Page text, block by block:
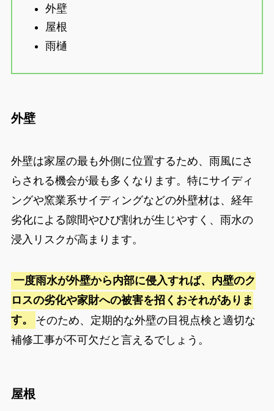
外壁
屋根
雨樋
外壁
外壁は家屋の最も外側に位置するため、雨風にさ
らされる機会が最も多くなります。特にサイディ
ングや窯業系サイディングなどの外壁材は、経年
劣化による隙間やひび割れが生じやすく、雨水の
浸入リスクが高まります。
一度雨水が外壁から内部に侵入すれば、内壁のク
ロスの劣化や家財への被害を招くおそれがありま
す。
そのため、定期的な外壁の目視点検と適切な
補修工事が不可欠だと言えるでしょう。
屋根